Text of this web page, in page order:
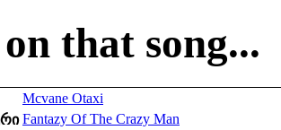
that song...
Mcvane Otaxi
Fantazy Of The Crazy Man